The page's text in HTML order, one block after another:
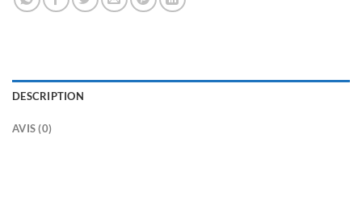
DESCRIPTION
AVIS (0)